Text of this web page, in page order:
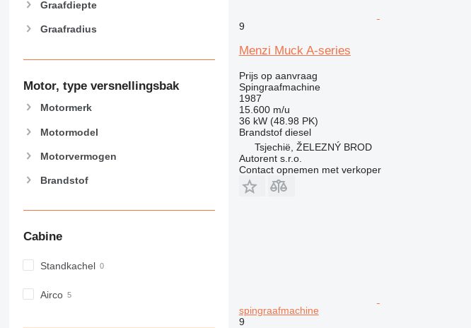
E-series
M-series
PC
Graafdiepte
Graafradius
Motor, type versnellingsbak
Motormerk
Motormodel
Motorvermogen
Brandstof
Cabine
Standkachel
Airco
9
Menzi Muck A-series
Prijs op aanvraag
Spingraafmachine
1987
15.600 m/u
36 kW (48.98 PK)
Brandstof diesel
Tsjechië, ŽELEZNÝ BROD
Autorent s.r.o.
Contact opnemen met verkoper
spingraafmachine
9